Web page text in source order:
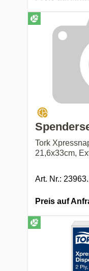
Tork
21,6x33cm,
Art. Nr.:
Preis auf